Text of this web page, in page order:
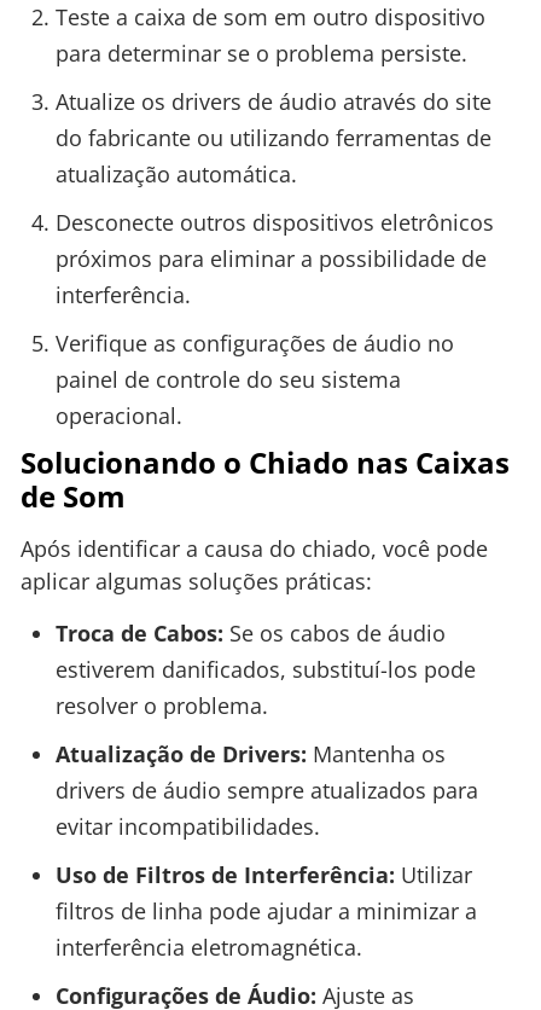
Teste a caixa de som em outro dispositivo
para determinar se o problema persiste.
Atualize os drivers de áudio através do site
do fabricante ou utilizando ferramentas de
atualização automática.
Desconecte outros dispositivos eletrônicos
próximos para eliminar a possibilidade de
interferência.
Verifique as configurações de áudio no
painel de controle do seu sistema
operacional.
Solucionando o Chiado nas Caixas
de Som
Após identificar a causa do chiado, você pode
aplicar algumas soluções práticas:
Troca de Cabos: Se os cabos de áudio
estiverem danificados, substituí-los pode
resolver o problema.
Atualização de Drivers: Mantenha os
drivers de áudio sempre atualizados para
evitar incompatibilidades.
Uso de Filtros de Interferência: Utilizar
filtros de linha pode ajudar a minimizar a
interferência eletromagnética.
Configurações de Áudio: Ajuste as